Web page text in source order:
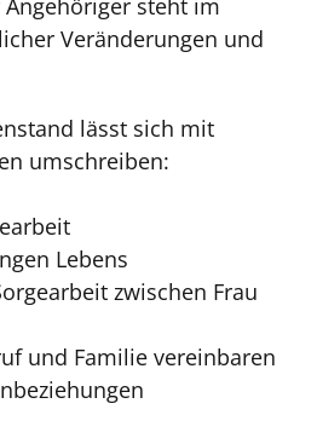
steht im
Veränderungen und
lässt sich mit
umschreiben:
Lebens
zwischen Frau
und Familie vereinbaren